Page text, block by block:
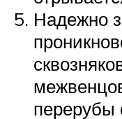
Надежно
перерубы